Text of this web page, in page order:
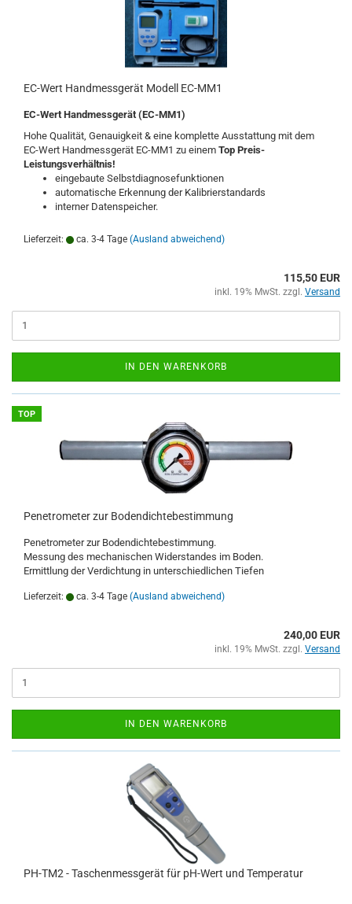
EC-Wert Handmessgerät Modell EC-MM1
EC-Wert Handmessgerät (EC-MM1)
Hohe Qualität, Genauigkeit & eine komplette Ausstattung mit dem
EC-Wert Handmessgerät EC-MM1 zu einem Top Preis-
Leistungsverhältnis!
eingebaute Selbstdiagnosefunktionen
automatische Erkennung der Kalibrierstandards
interner Datenspeicher.
Lieferzeit: ca. 3-4 Tage (Ausland abweichend)
115,50 EUR
inkl. 19% MwSt. zzgl. Versand
IN DEN WARENKORB
TOP
Penetrometer zur Bodendichtebestimmung
Penetrometer zur Bodendichtebestimmung.
Messung des mechanischen Widerstandes im Boden.
Ermittlung der Verdichtung in unterschiedlichen Tiefen
Lieferzeit: ca. 3-4 Tage (Ausland abweichend)
240,00 EUR
inkl. 19% MwSt. zzgl. Versand
IN DEN WARENKORB
PH-TM2 - Taschenmessgerät für pH-Wert und Temperatur